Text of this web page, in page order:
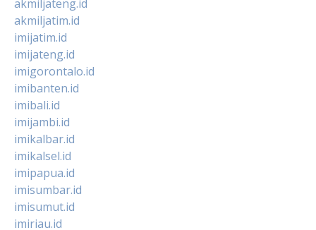
akmiljateng.id
akmiljatim.id
imijatim.id
imijateng.id
imigorontalo.id
imibanten.id
imibali.id
imijambi.id
imikalbar.id
imikalsel.id
imipapua.id
imisumbar.id
imisumut.id
imiriau.id